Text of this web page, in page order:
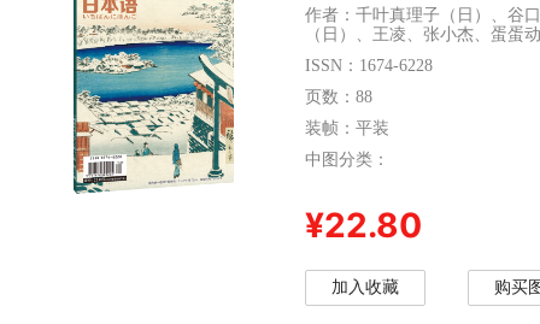
作者：千叶真理子（日）、谷
（日）、王凌、张小杰、蛋蛋
ISSN：1674-6228
页数：88
装帧：平装
中图分类：
¥22.80
加入收藏 购买